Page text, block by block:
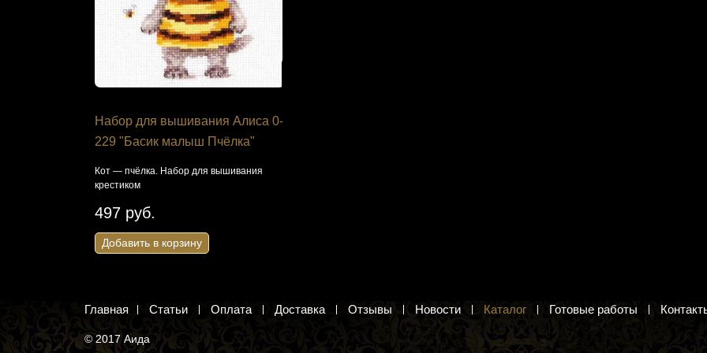
Набор для вышивания Алиса 0-
229 "Басик малыш Пчёлка"
Кот — пчёлка. Набор для вышивания
крестиком
497 руб.
Добавить в корзину
Главная Статьи Оплата Доставка Отзывы Новости Каталог Готовые работы
© 2017 Аида